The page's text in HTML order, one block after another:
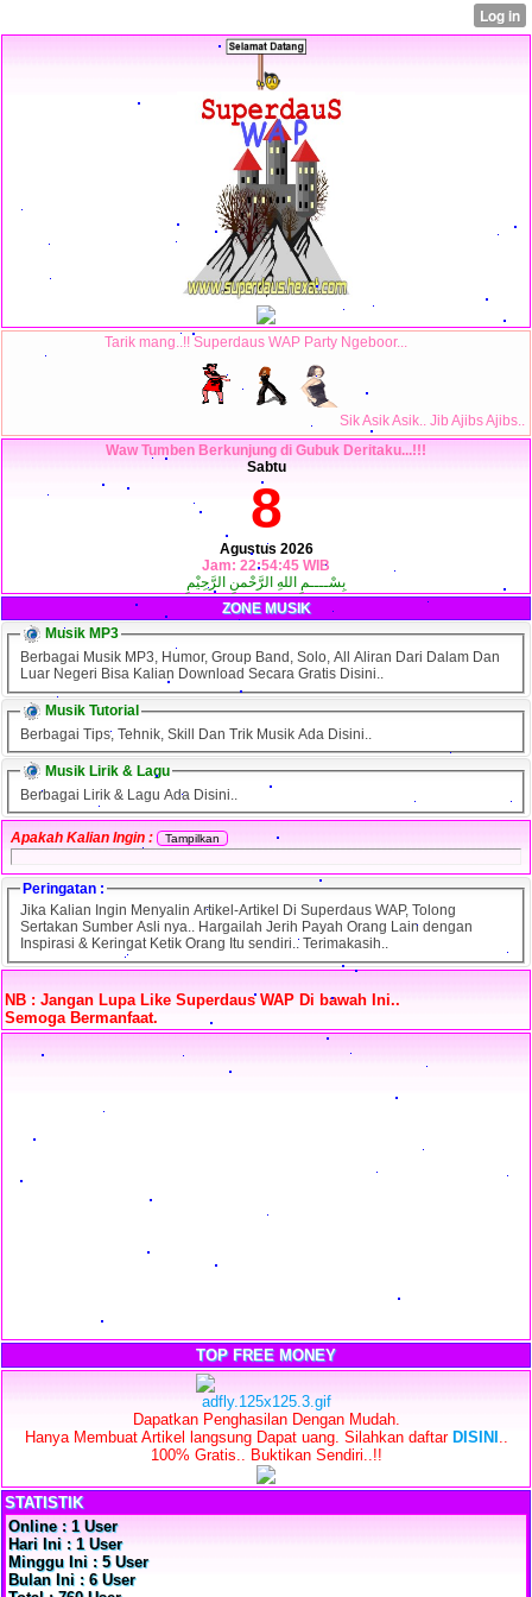
Tarik mang..!! Superdaus WAP Party Ngeboor...
Sik Asik Asik.. Jib Ajibs Ajibs..
Waw Tumben Berkunjung di Gubuk Deritaku...!!!
Sabtu
8
Agustus 2026
Jam: 22:54:45 WIB
بِسْــــمِ اللهِ الرَّحْمنِ الرَّحِيْمِ
ZONE MUSIK
Musik MP3
Berbagai Musik MP3, Humor, Group Band, Solo, All Aliran Dari Dalam Dan
Luar Negeri Bisa Kalian Download Secara Gratis Disini..
Musik Tutorial
Berbagai Tips, Tehnik, Skill Dan Trik Musik Ada Disini..
Musik Lirik & Lagu
Berbagai Lirik & Lagu Ada Disini..
Apakah Kalian Ingin :
Peringatan :
Jika Kalian Ingin Menyalin Artikel-Artikel Di Superdaus WAP, Tolong
Sertakan Sumber Asli nya.. Hargailah Jerih Payah Orang Lain dengan
Inspirasi & Keringat Ketik Orang Itu sendiri.. Terimakasih..
NB : Jangan Lupa Like Superdaus WAP Di bawah Ini..
Semoga Bermanfaat.
TOP FREE MONEY
Dapatkan Penghasilan Dengan Mudah.
Hanya Membuat Artikel langsung Dapat uang. Silahkan daftar DISINI
100% Gratis.. Buktikan Sendiri..!!
STATISTIK
Online : 1 User
Hari Ini : 1 User
Minggu Ini : 5 User
Bulan Ini : 6 User